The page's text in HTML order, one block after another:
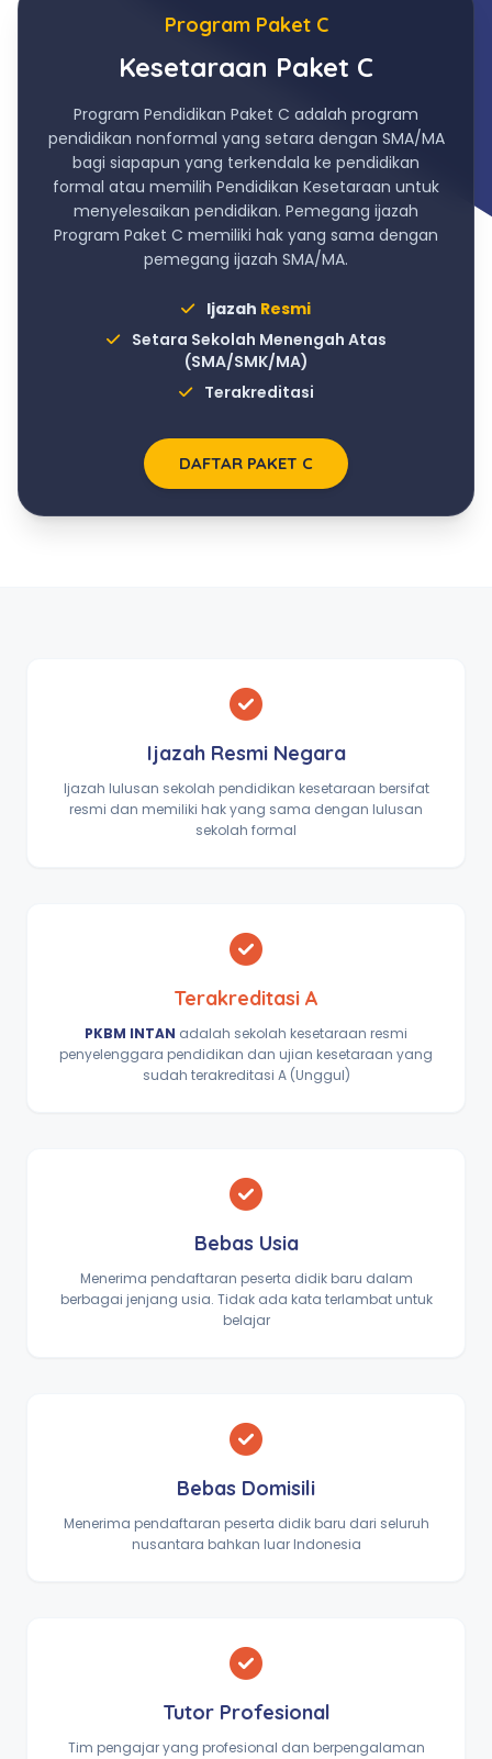
Program Paket C
Kesetaraan Paket C
Program Pendidikan Paket C adalah program
pendidikan nonformal yang setara dengan SMA/MA
bagi siapapun yang terkendala ke pendidikan
formal atau memilih Pendidikan Kesetaraan untuk
menyelesaikan pendidikan. Pemegang ijazah
Program Paket C memiliki hak yang sama dengan
pemegang ijazah SMA/MA.
Ijazah Resmi
Setara Sekolah Menengah Atas
(SMA/SMK/MA)
Terakreditasi
DAFTAR PAKET C
Ijazah Resmi Negara
Ijazah lulusan sekolah pendidikan kesetaraan bersifat
resmi dan memiliki hak yang sama dengan lulusan
sekolah formal
Terakreditasi A
PKBM INTAN adalah sekolah kesetaraan resmi
penyelenggara pendidikan dan ujian kesetaraan yang
sudah terakreditasi A (Unggul)
Bebas Usia
Menerima pendaftaran peserta didik baru dalam
berbagai jenjang usia. Tidak ada kata terlambat untuk
belajar
Bebas Domisili
Menerima pendaftaran peserta didik baru dari seluruh
nusantara bahkan luar Indonesia
Tutor Profesional
Tim pengajar yang profesional dan berpengalaman